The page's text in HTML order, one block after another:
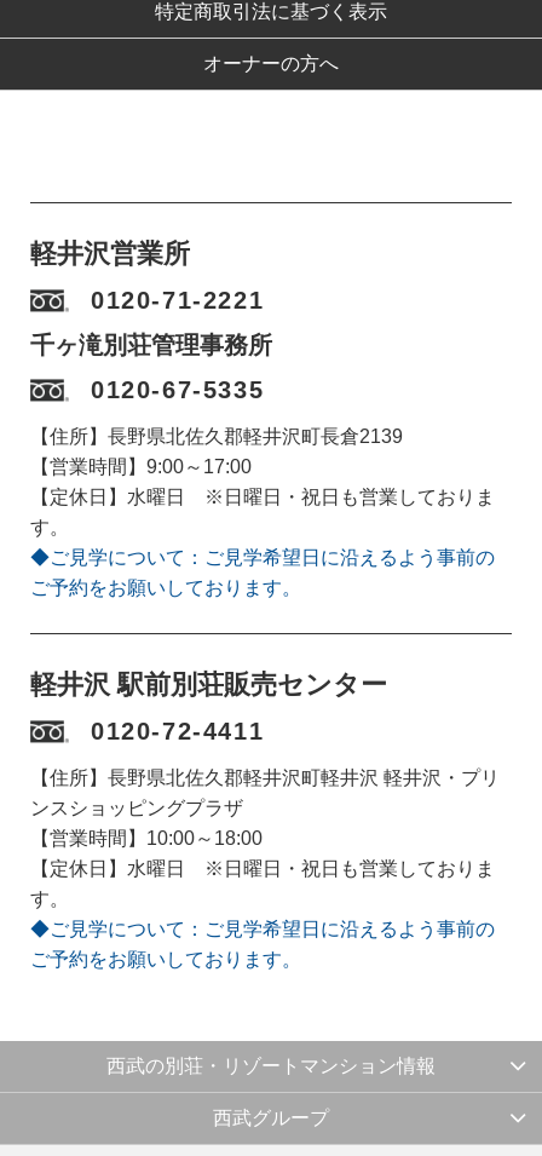
特定商取引法に基づく表示
オーナーの方へ
軽井沢営業所
0120-71-2221
千ヶ滝別荘管理事務所
0120-67-5335
【住所】長野県北佐久郡軽井沢町長倉2139
【営業時間】9:00～17:00
【定休日】水曜日 ※日曜日・祝日も営業しておりま
す。
◆ご見学について：ご見学希望日に沿えるよう事前の
ご予約をお願いしております。
軽井沢 駅前別荘販売センター
0120-72-4411
【住所】長野県北佐久郡軽井沢町軽井沢 軽井沢・プリ
ンスショッピングプラザ
【営業時間】10:00～18:00
【定休日】水曜日 ※日曜日・祝日も営業しておりま
す。
◆ご見学について：ご見学希望日に沿えるよう事前の
ご予約をお願いしております。
西武の別荘・リゾートマンション情報
西武グループ